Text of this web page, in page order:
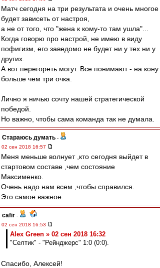
Матч сегодня на три результата и очень многое
будет зависеть от настроя,
а не от того, что "жена к кому-то там ушла"...
Когда говорю про настрой, не имею в виду
пофигизм, его заведомо не будет ни у тех ни у
других.
А вот перегореть могут. Все понимают - на кону
больше чем три очка.
Лично я ничью сочту нашей стратегической
победой.
Но важно, чтобы сама команда так не думала.
Стараюсь думать -
02 сен 2018 16:57
Меня меньше волнует ,кто сегодня выйдет в
стартовом составе ,чем состояние
Максименко.
Очень надо нам всем ,чтобы справился.
Это самое важное.
cafir -
02 сен 2018 16:53
Alex Green » 02 сен 2018 16:32
"Селтик" - "Рейнджерс" 1:0 (0:0).
Спасибо, Алексей!